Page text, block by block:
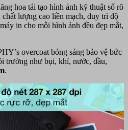
hoa tái tạo hình ảnh kỹ thuật số rõ
chất lượng cao liền mạch, duy trì độ
in cho mỗi hình ảnh đều đẹp mắt,
overcoat bóng sáng bảo vệ bức
trường như bụi, khí, nước, dầu,
.